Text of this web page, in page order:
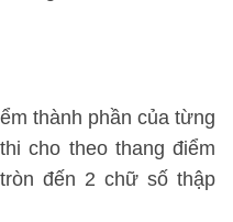
thành phần của từng
cho theo thang điểm
đến 2 chữ số thập